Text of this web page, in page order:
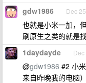
gdw1986 Dec
也就是小米一加，
刷原生之类的就是
1daydayde
@gdw1986 #2 小
来自昨晚我的电脑